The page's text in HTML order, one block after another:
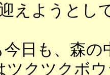
えようとし
今日も、森
ツクツクボ